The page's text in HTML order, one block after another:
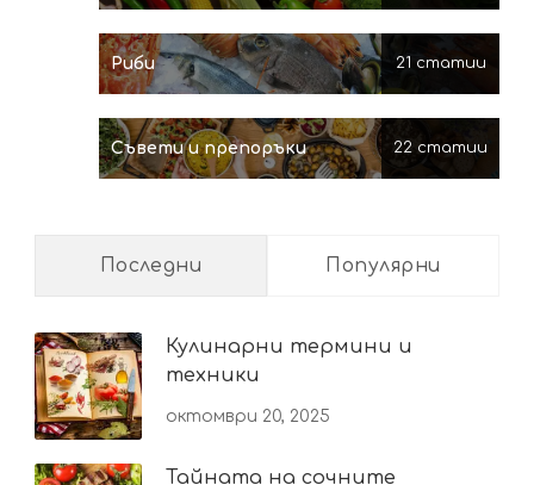
Риби 21 статии
Съвети и препоръки 22 статии
Последни Популярни
Кулинарни термини и
техники
октомври 20, 2025
Тайната на сочните